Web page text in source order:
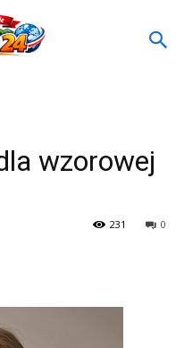
wzorowej
0
231